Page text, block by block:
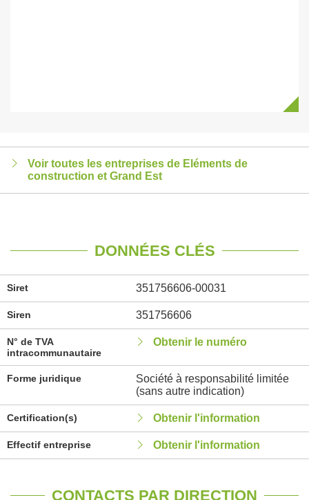
Voir toutes les entreprises de Eléments de
construction et Grand Est
DONNÉES CLÉS
Siret 351756606-00031
Siren 351756606
N° de TVA
intracommunautaire
Obtenir le numéro
Forme juridique
Société à responsabilité limitée
(sans autre indication)
Certification(s) Obtenir l'information
Effectif entreprise Obtenir l'information
CONTACTS PAR DIRECTION